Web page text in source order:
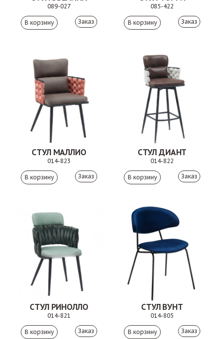
089-027
Заказ
085-422
Заказ
СТУЛ МАЛЛИО
014-823
Заказ
СТУЛ ДИАНТ
014-822
Заказ
СТУЛ РИНОЛЛО
014-821
Заказ
СТУЛ ВУНТ
014-805
Заказ